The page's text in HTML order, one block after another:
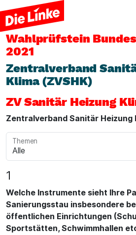
Wahlprüfstein
2021
Zentralverband
Klima (ZVSHK)
ZV Sanitär Heizung
Zentralverband Sanitär Heizung
Themen
1
Welche Instrumente sieht Ihre
Sanierungsstau insbesondere
öffentlichen Einrichtungen
Sportstätten, Schwimmhallen